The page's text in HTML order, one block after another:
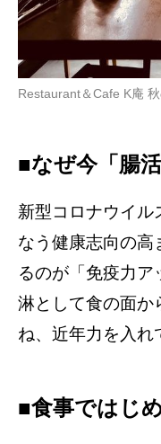
Restaurant＆Cafe K庵
■なぜ今「腸
新型コロナウイル
なう健康志向の高
るのが「免疫力ア
淋として食の面か
ね、近年力を入れ
■食事ではじ